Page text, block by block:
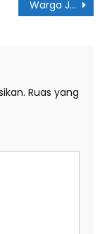
Warga Jalan Air Bersih Belum Nikmati Air Bersih
Ruas yang